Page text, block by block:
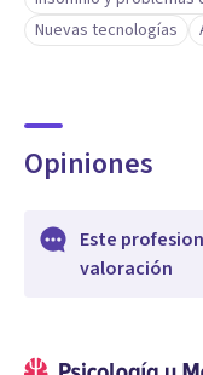
Nuevas tecnologías
Opiniones
Este
valoración